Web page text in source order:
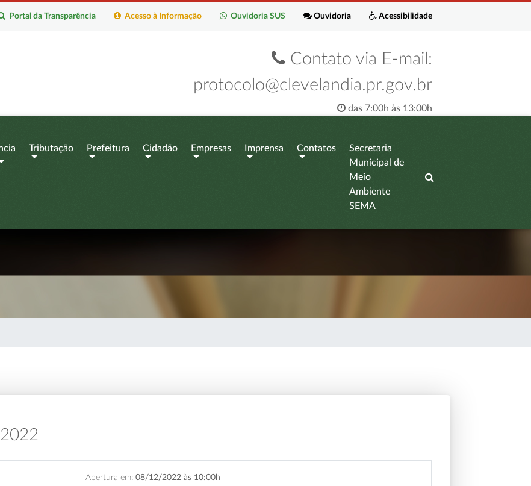
Acessibilidade
Ouvidoria
Ouvidoria SUS
Acesso à Informação
Portal da Transparência
Contato via E-mail:
protocolo@clevelandia.pr.gov.br
das 7:00h às 13:00h
Tributação Prefeitura Cidadão Empresas Imprensa Contatos
Secretaria
Municipal de
Meio
Ambiente
SEMA
Abertura em: 08/12/2022 às 10:00h